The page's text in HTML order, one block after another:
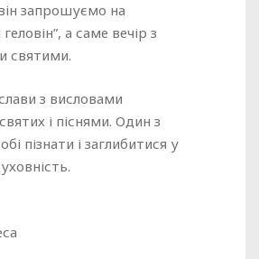
запрошуємо на
а саме вечір з
святими.
з висловами
і піснями. Один з
пізнати і заглибитися у